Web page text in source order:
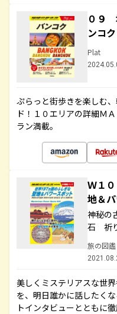
０９
ンコク
Plat
ぷらっと街歩きを楽しむ
ド！１０エリアの詳細Ｍ
ラン満載。
Ｗ１
地＆
神秘の
石 祈
旅の図鑑
美しくミステリアスな世
を、明日誰かに話したく
トインタビューとともに徹